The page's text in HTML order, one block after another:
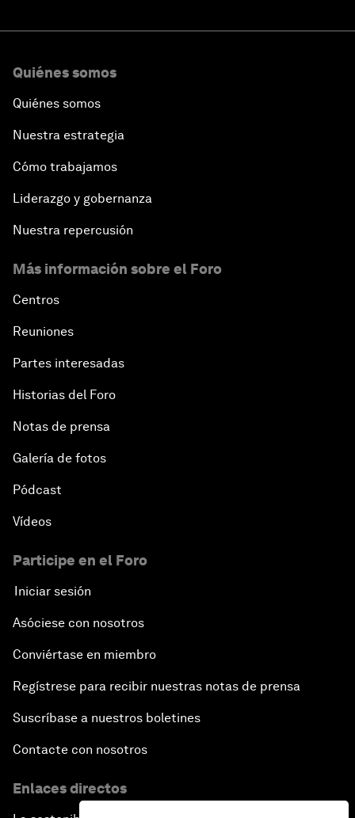
Quiénes somos
Quiénes somos
Nuestra estrategia
Cómo trabajamos
Liderazgo y gobernanza
Nuestra repercusión
Más información sobre el Foro
Centros
Reuniones
Partes interesadas
Historias del Foro
Notas de prensa
Galería de fotos
Pódcast
Vídeos
Participe en el Foro
Iniciar sesión
Asóciese con nosotros
Conviértase en miembro
Regístrese para recibir nuestras notas de prensa
Suscríbase a nuestros boletines
Contacte con nosotros
Enlaces directos